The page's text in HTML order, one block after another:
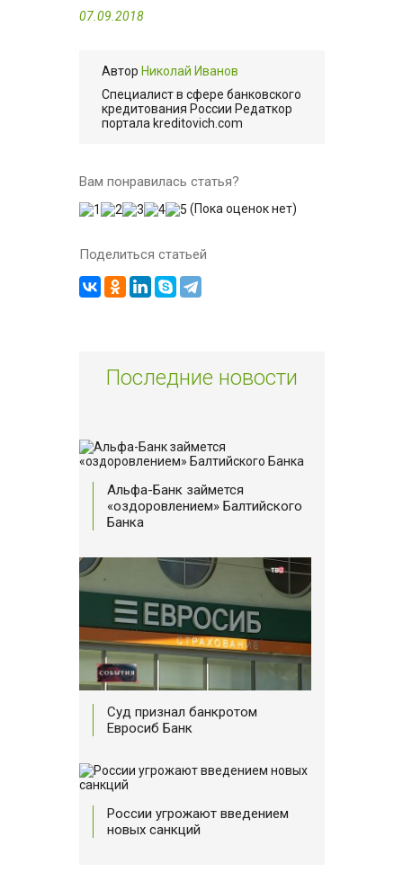
07.09.2018
Автор Николай Иванов
Cпециалист в сфере банковского
кредитования России Редаткор
портала kreditovich.com
Вам понравилась статья?
(Пока оценок нет)
Поделиться статьей
Последние новости
Альфа-Банк займется
«оздоровлением» Балтийского
Банка
Суд признал банкротом
Евросиб Банк
России угрожают введением
новых санкций